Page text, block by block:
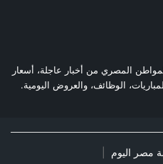
المصري من أخبار عاجلة، أسعار
الوظائف، والعروض اليومية.
مصر اليوم